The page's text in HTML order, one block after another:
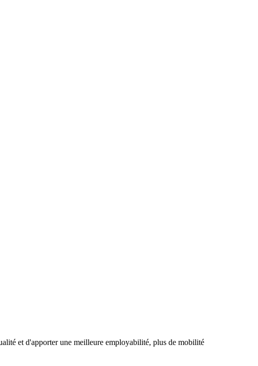
et d'apporter une meilleure employabilité, plus de mobilité